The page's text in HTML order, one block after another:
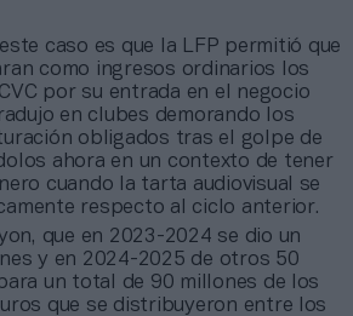
caso es que la LFP permitió que
como ingresos ordinarios los
por su entrada en el negocio
en clubes demorando los
obligados tras el golpe de
ahora en un contexto de tener
cuando la tarta audiovisual se
respecto al ciclo anterior.
que en 2023-2024 se dio un
y en 2024-2025 de otros 50
un total de 90 millones de los
que se distribuyeron entre los